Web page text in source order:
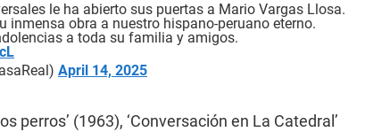
le ha abierto sus puertas a Mario Vargas Llosa.
inmensa obra a nuestro hispano-peruano eterno.
a toda su familia y amigos.
April 14, 2025
perros’ (1963), ‘Conversación en La Catedral’